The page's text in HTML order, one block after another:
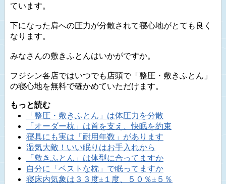
ています。
下になった肩への圧力が分散されて寝心地がとても良く
なります。
みなさんの敷きふとんはいかがですか。
フジシン各店ではいつでも店頭で「整圧・敷きふとん」
の寝心地を無料で確かめていただけます。
もっと読む
「整圧・敷きふとん」は体圧力を分散
「オーダー枕」は首を支え、快眠を約束
寝具にも実は「耐用年数」があります
湿気大敵！いい眠りはお手入れから
「敷きふとん」は体型に合ってますか
自分に「ベストな枕」で眠ってますか
寝床内気象は３３度±１度、５０％±５％